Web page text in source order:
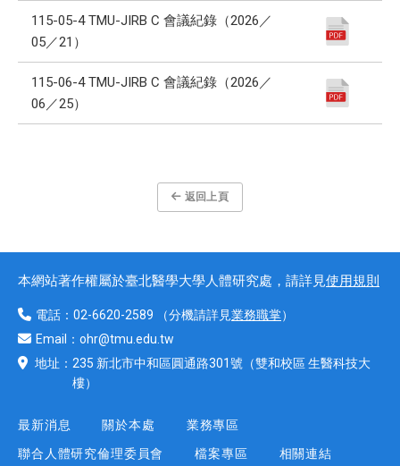
115-05-4 TMU-JIRB C 會議紀錄（2026／
05／21）
115-06-4 TMU-JIRB C 會議紀錄（2026／
06／25）
返回上頁
本網站著作權屬於臺北醫學大學人體研究處，請詳見使用規則
電話： 02-6620-2589 （分機請詳見業務職掌）
Email： ohr@tmu.edu.tw
地址： 235 新北市中和區圓通路301號 （雙和校區 生醫科技大
樓）
最新消息 關於本處
業務專區
聯合人體研究倫理委員會
檔案專區 相關連結